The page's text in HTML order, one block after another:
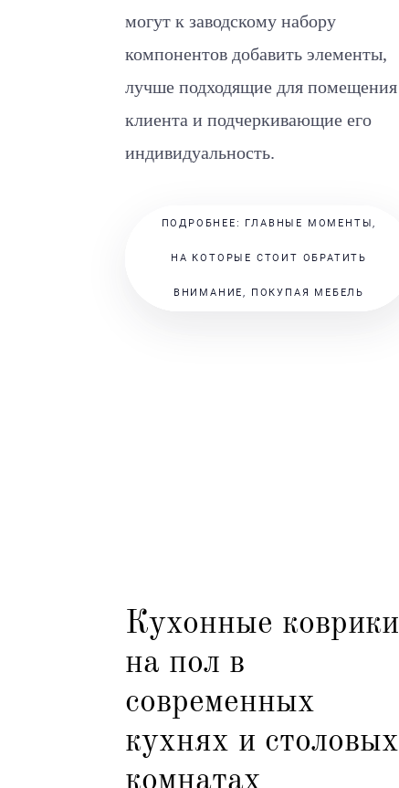
могут к заводскому набору
компонентов добавить элементы,
лучше подходящие для помещения
клиента и подчеркивающие его
индивидуальность.
ПОДРОБНЕЕ: ГЛАВНЫЕ МОМЕНТЫ,
НА КОТОРЫЕ СТОИТ ОБРАТИТЬ
ВНИМАНИЕ, ПОКУПАЯ МЕБЕЛЬ
Кухонные коврики
на пол в
современных
кухнях и столовых